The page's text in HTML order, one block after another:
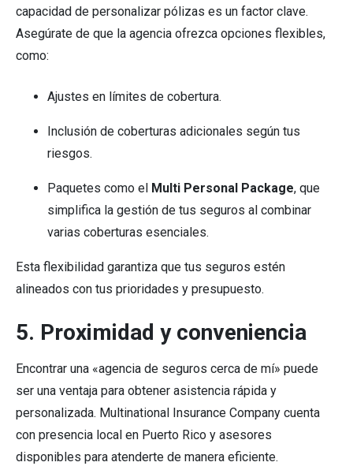
capacidad de personalizar pólizas es un factor clave.
Asegúrate de que la agencia ofrezca opciones flexibles,
como:
Ajustes en límites de cobertura.
Inclusión de coberturas adicionales según tus
riesgos.
Paquetes como el Multi Personal Package, que
simplifica la gestión de tus seguros al combinar
varias coberturas esenciales.
Esta flexibilidad garantiza que tus seguros estén
alineados con tus prioridades y presupuesto.
5. Proximidad y conveniencia
Encontrar una «agencia de seguros cerca de mí» puede
ser una ventaja para obtener asistencia rápida y
personalizada. Multinational Insurance Company cuenta
con presencia local en Puerto Rico y asesores
disponibles para atenderte de manera eficiente.